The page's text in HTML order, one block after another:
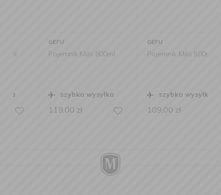
Pojemnik Milo 800ml
szybka wysyłka
119,00zł
Pojemnik Milo 500ml
szybka wysyłka
109,00zł